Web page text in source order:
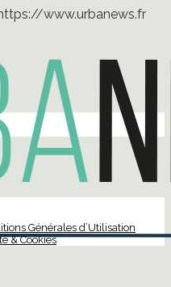
www.urbanews.fr
Générales d’Utilisation
& Cookies